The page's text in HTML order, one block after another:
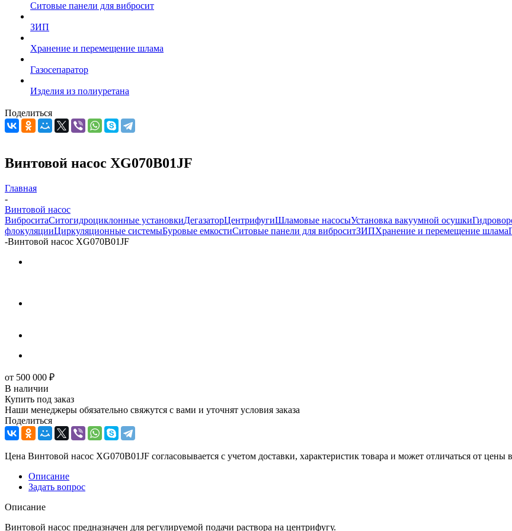
Ситовые панели для вибросит
ЗИП
Хранение и перемещение шлама
Газосепаратор
Изделия из полиуретана
Поделиться
Винтовой насос XG070B01JF
Главная
-
Винтовой насос
ВиброситаСитогидроциклонные установкиДегазаторЦентрифугиШламовые насосыУстановка вакуумной осушки
флокуляцииЦиркуляционные системыБуровые емкостиСитовые панели для виброситЗИПХранение и перемещение шлама
-Винтовой насос XG070B01JF
от 500 000 ₽
В наличии
Купить под заказ
Наши менеджеры обязательно свяжутся с вами и уточнят условия заказа
Поделиться
Цена Винтовой насос XG070B01JF согласовывается с учетом доставки, характеристик товара и может отличаться от
Описание
Задать вопрос
Описание
Винтовой насос предназначен для регулируемой подачи раствора на центрифугу.